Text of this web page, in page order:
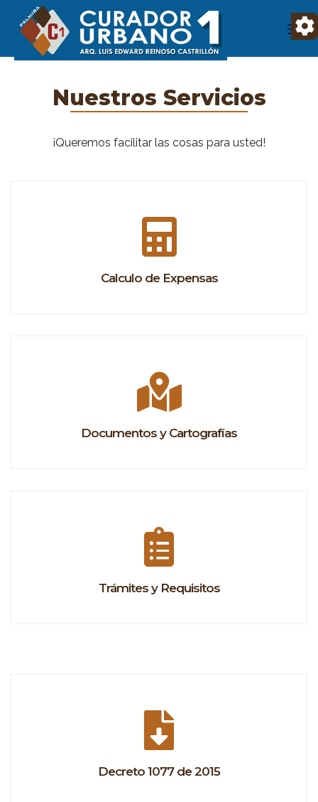
Nuestros Servicios
¡Queremos facilitar las cosas para usted!
Calculo de Expensas
Documentos y Cartografías
Trámites y Requisitos
Decreto 1077 de 2015